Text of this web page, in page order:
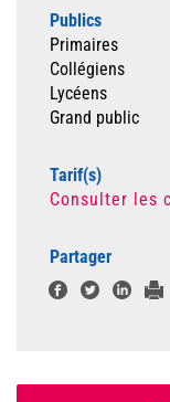
Publics
Primaires
Collégiens
Lycéens
Grand public
Tarif(s)
Consulter les
Partager